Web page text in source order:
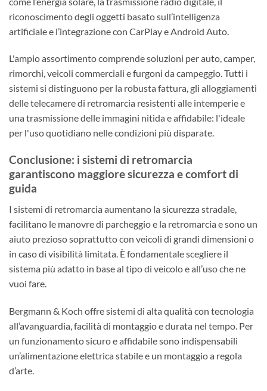
riconoscimento degli oggetti basato sull’intelligenza
artificiale e l’integrazione con CarPlay e Android Auto.
L'ampio assortimento comprende soluzioni per auto, camper,
rimorchi, veicoli commerciali e furgoni da campeggio. Tutti i
sistemi si distinguono per la robusta fattura, gli alloggiamenti
delle telecamere di retromarcia resistenti alle intemperie e
una trasmissione delle immagini nitida e affidabile: l'ideale
per l'uso quotidiano nelle condizioni più disparate.
Conclusione: i sistemi di retromarcia
garantiscono maggiore sicurezza e comfort di
guida
I sistemi di retromarcia aumentano la sicurezza stradale,
facilitano le manovre di parcheggio e la retromarcia e sono un
aiuto prezioso soprattutto con veicoli di grandi dimensioni o
in caso di visibilità limitata. È fondamentale scegliere il
sistema più adatto in base al tipo di veicolo e all’uso che ne
vuoi fare.
Bergmann & Koch offre sistemi di alta qualità con tecnologia
all’avanguardia, facilità di montaggio e durata nel tempo. Per
un funzionamento sicuro e affidabile sono indispensabili
un’alimentazione elettrica stabile e un montaggio a regola
d’arte.